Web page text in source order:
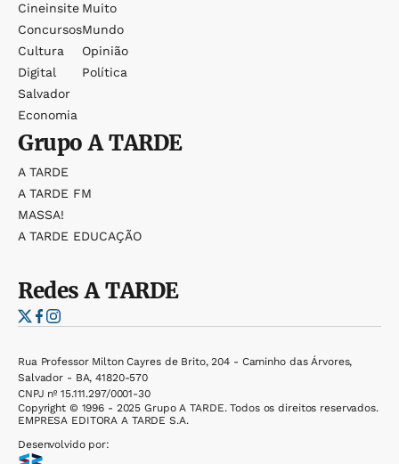
Cineinsite
Concursos
Cultura
Digital
Salvador
Economia
Muito
Mundo
Opinião
Política
GrupoA TARDE
A TARDE
A TARDE FM
MASSA!
A TARDE EDUCAÇÃO
RedesA TARDE
Rua Professor Milton Cayres de Brito, 204 - Caminho das Árvores,
Salvador - BA, 41820-570
CNPJ nº 15.111.297/0001-30
Copyright © 1996 - 2025 Grupo A TARDE. Todos os direitos reservados.
EMPRESA EDITORA A TARDE S.A.
Desenvolvido por: